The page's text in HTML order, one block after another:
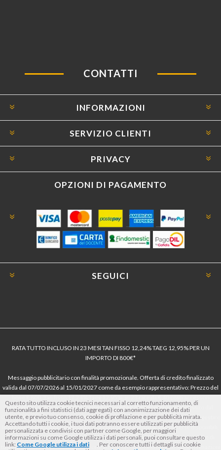
CONTATTI
INFORMAZIONI
SERVIZIO CLIENTI
PRIVACY
OPZIONI DI PAGAMENTO
SEGUICI
RATA TUTTO INCLUSO IN 23 MESI TAN FISSO 12,24% TAEG 12,95% PER UN
IMPORTO DI 800€*
Messaggio pubblicitario con finalità promozionale. Offerta di credito finalizzato
valida dal 07/07/2026 al 15/01/2027 come da esempio rappresentativo: Prezzo del
dell’offerta azzerati. Importo totale del credito € 800. Importo totale dovuto dal
Consumatore € 920. Decorrenza media della prima rata a 90 giorni. Al fine di gestire
le tue spese in modo responsabile e di conoscere eventuali altre offerte disponibili,
Findomestic ti ricorda, prima di sottoscrivere il contratto, di prendere visione di
tutte le condizioni economiche e contrattuali, facendo riferimento alle Informazioni
Questo sito utilizza cookie tecnici necessari al corretto funzionamento, di
funzionalità a fini statistici (dati aggregati) con anonimizzazione dei dati
utente, e previo tuo consenso, cookie di profilazione e per pubblicità mirata.
Accettando tutti i cookie, i tuoi dati potranno essere utilizzati per pubblicità
personalizzata e condivisi con partner come Google, per maggiori
informazioni su come Google utilizza i dati personali, puoi consultare questo
link: Come Google utilizza i dati
. Per conoscere tutti i dettagli sui cookie